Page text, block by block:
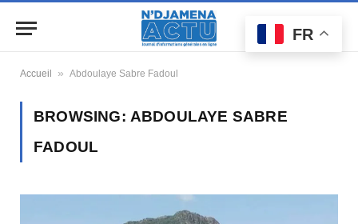
Accueil » Abdoulaye Sabre Fadoul
BROWSING: ABDOULAYE SABRE
FADOUL
FR